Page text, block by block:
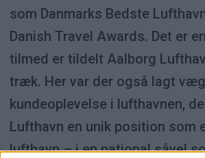
som Danmarks Bedste
Danish Travel Awards. Det er
tilmed er tildelt Aalborg
træk. Her var der også lagt
kundeoplevelse i lufthavnen,
Lufthavn en unik position som
lufthavn – i en national såvel